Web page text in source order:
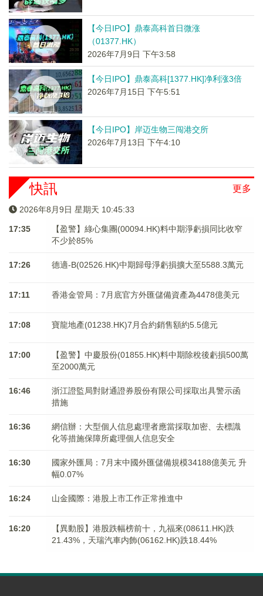
【今日IPO】鼎泰高科首日微涨
（01377.HK）
2026年7月9日 下午3:58
【今日IPO】鼎泰高科[1377.HK]净利涨3倍
2026年7月15日 下午5:51
【今日IPO】岸迈生物三闯港交所
2026年7月13日 下午4:10
更多
快訊
2026年8月9日 星期天 10:45:34
17:35
【盈警】綠心集團(00094.HK)料中期淨虧損同比收窄
不少於85%
17:26 德適-B(02526.HK)中期歸母淨虧損擴大至5588.3萬元
17:11 香港金管局：7月底官方外匯儲備資產為4478億美元
17:08 寶龍地產(01238.HK)7月合約銷售額約5.5億元
17:00
【盈警】中慶股份(01855.HK)料中期除稅後虧損500萬
至2000萬元
16:46
浙江證監局對財通證券股份有限公司採取出具警示函
措施
16:36
網信辦：大型個人信息處理者應當採取加密、去標識
化等措施保障所處理個人信息安全
16:30
國家外匯局：7月末中國外匯儲備規模34188億美元 升
幅0.07%
16:24 山金國際：港股上市工作正常推進中
16:20
【異動股】港股跌幅榜前十，九福來(08611.HK)跌
21.43%，天瑞汽車内飾(06162.HK)跌18.44%